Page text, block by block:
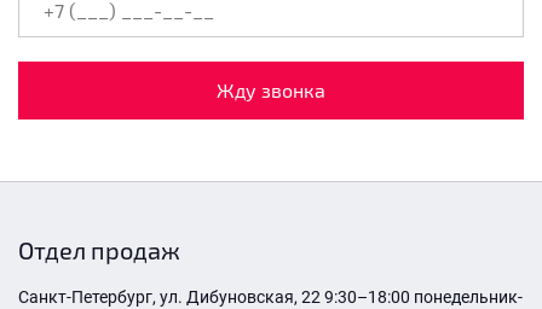
Жду звонка
Отдел продаж
Санкт-Петербург, ул. Дибуновская, 22 9:30–18:00 понедельник-